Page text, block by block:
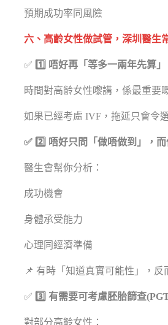
預期成功率同風險
六、高齡女性做試管，深圳醫生
✅ 1️⃣ 唔好再「等多一兩年先算」
時間對高齡女性嚟講，係最重要
如果已經考慮 IVF，拖延只會令
✅ 2️⃣ 唔好只問「做唔做到」，而
醫生會幫你分析：
成功機會
身體承受能力
心理同經濟準備
📌 有時「知道真實可能性」，反
✅ 3️⃣ 有需要可考慮胚胎篩查
對部分高齡女性：